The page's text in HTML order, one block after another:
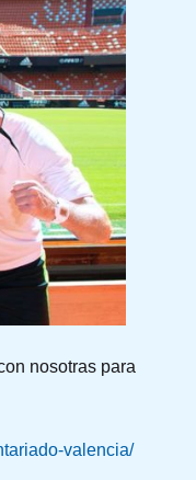
nosotras para
valencia/